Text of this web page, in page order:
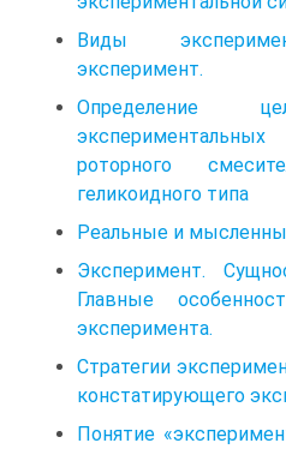
Виды
эксперимент.
Определение
роторного
геликоидного типа
Реальные и
Эксперимент.
Главные
эксперимента.
Стратегии
констатирующего
Понятие